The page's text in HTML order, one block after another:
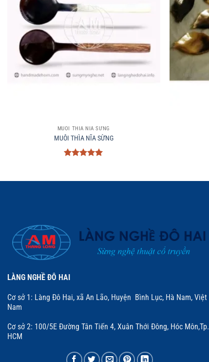
MUÔI THÌA NĨA SỪNG
MUÔI THÌA NĨA SỪNG
sao
LÀNG NGHỀ ĐÔ HAI
Cơ sở 1: Làng Đô Hai, xã An Lão, Huyện Bình Lục, Hà Nam, Việt
Nam
Cơ sở 2: 100/5E Đường Tân Tiến 4, Xuân Thới Đông, Hóc Môn,Tp.
HCM